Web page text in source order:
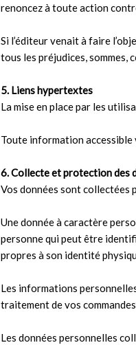
renoncez à toute action
Si l’éditeur venait à faire
tous les préjudices, sommes,
5. Liens hypertextes
La mise en place par les
Toute information accessible
6. Collecte et protection des
Vos données sont collectées
Une donnée à caractère
personne qui peut être
propres à son identité
Les informations
traitement de vos commandes.
Les données personnelles